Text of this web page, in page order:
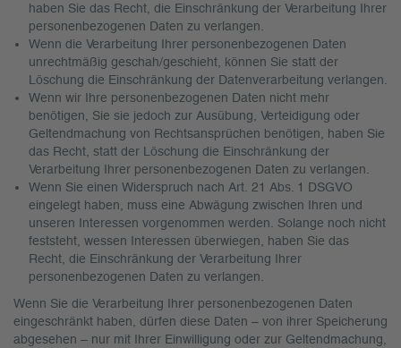
haben Sie das Recht, die Einschränkung der Verarbeitung Ihrer
personenbezogenen Daten zu verlangen.
Wenn die Verarbeitung Ihrer personenbezogenen Daten
unrechtmäßig geschah/geschieht, können Sie statt der
Löschung die Einschränkung der Datenverarbeitung verlangen.
Wenn wir Ihre personenbezogenen Daten nicht mehr
benötigen, Sie sie jedoch zur Ausübung, Verteidigung oder
Geltendmachung von Rechtsansprüchen benötigen, haben Sie
das Recht, statt der Löschung die Einschränkung der
Verarbeitung Ihrer personenbezogenen Daten zu verlangen.
Wenn Sie einen Widerspruch nach Art. 21 Abs. 1 DSGVO
eingelegt haben, muss eine Abwägung zwischen Ihren und
unseren Interessen vorgenommen werden. Solange noch nicht
feststeht, wessen Interessen überwiegen, haben Sie das
Recht, die Einschränkung der Verarbeitung Ihrer
personenbezogenen Daten zu verlangen.
Wenn Sie die Verarbeitung Ihrer personenbezogenen Daten
eingeschränkt haben, dürfen diese Daten – von ihrer Speicherung
abgesehen – nur mit Ihrer Einwilligung oder zur Geltendmachung,